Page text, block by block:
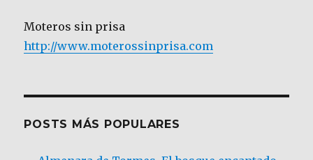
Moteros sin prisa
http://www.moterossinprisa.com
POSTS MÁS POPULARES